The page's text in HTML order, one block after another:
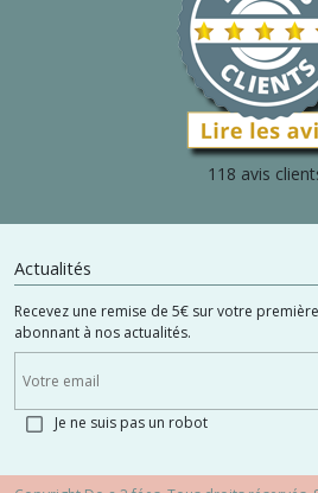
118 avis
Actualités
Recevez une remise de 5€ sur votre
abonnant à nos actualités.
Je ne suis pas un robot